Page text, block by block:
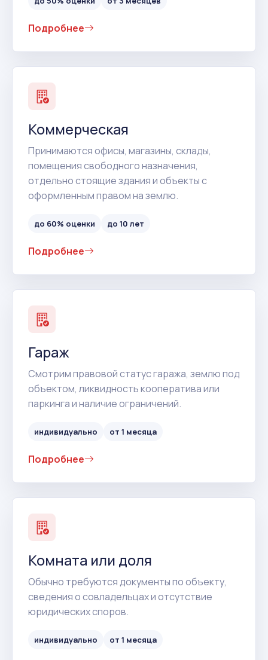
Подробнее
Коммерческая
Принимаются офисы, магазины, склады,
помещения свободного назначения,
отдельно стоящие здания и объекты с
оформленным правом на землю.
до 60% оценки до 10 лет
Подробнее
Гараж
Смотрим правовой статус гаража, землю под
объектом, ликвидность кооператива или
паркинга и наличие ограничений.
индивидуально от 1 месяца
Подробнее
Комната или доля
Обычно требуются документы по объекту,
сведения о совладельцах и отсутствие
юридических споров.
индивидуально от 1 месяца